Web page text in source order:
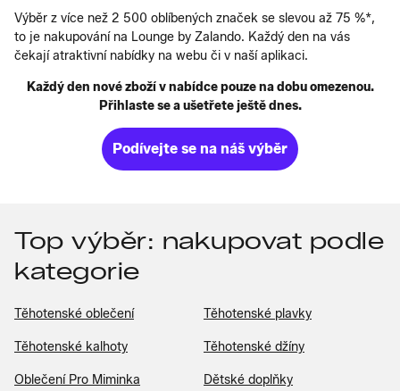
Výběr z více než 2 500 oblíbených značek se slevou až 75 %*,
to je nakupování na Lounge by Zalando. Každý den na vás
čekají atraktivní nabídky na webu či v naší aplikaci.
Každý den nové zboží v nabídce pouze na dobu omezenou.
Přihlaste se a ušetřete ještě dnes.
Podívejte se na náš výběr
Top výběr: nakupovat podle
kategorie
Těhotenské oblečení Těhotenské plavky
Těhotenské kalhoty Těhotenské džíny
Oblečení Pro Miminka Dětské doplňky